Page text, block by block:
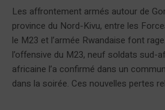
Les affrontement armés autour de
province du Nord-Kivu, entre les
le M23 et l’armée Rwandaise font
l’offensive du M23, neuf soldats sud-
africaine l’a confirmé dans un
dans la soirée. Ces nouvelles pertes